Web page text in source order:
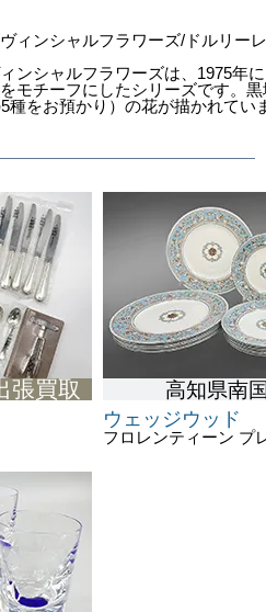
ィンシャルフラワーズ/ドルリー
ンシャルフラワーズは、1975年
モチーフにしたシリーズです。
種をお預かり）の花が描かれてい
張買取 高知県南
ウェッジウッド
フロレンティーン プ